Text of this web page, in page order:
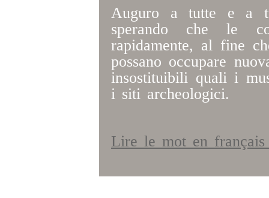
Auguro a tutte e a
sperando che le
rapidamente, al fine
possano occupare
insostituibili quali i
i siti archeologici.
Lire le mot en